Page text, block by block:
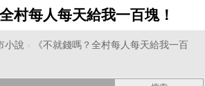
村每人每天給我一百塊！
小說 ›
《不就錢嗎？全村每人每天給我一百